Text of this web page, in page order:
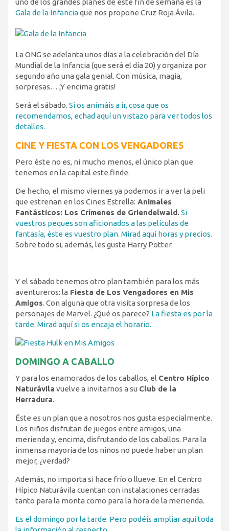
uno de los grandes planes de este fin de semana es la
Gala de la Infanciaque nos propone Cruz Roja Ávila.
La ONG se adelanta unos días a la celebración del Día
Mundial de la Infancia (que será el día 20) y organiza por
segundo año una gala genial. Con música, magia,
sorpresas… ¡Y encima gratis!
Será el sábado. Si os animáis a ir, cosa que os
recomendamos, echad aquí un vistazo para ver todos los
detalles.
CINE Y FIESTA CON LOS VENGADORES
Pero éste no es, ni mucho menos, el único plan que
tenemos en la capital este finde.
De hecho, el mismo viernes ya podemos ir a ver la peli
que estrenan en los Cines Estrella: Animales
Fantásticos: Los Crímenes de Griendelwald.Si
vuestros peques son aficionados a las películas de
fantasía, éste es vuestro plan. Mirad aquí horas y precios.
Sobre todo si, además, les gusta Harry Potter.
Y el sábado tenemos otro plan también para los más
aventureros: la Fiesta de Los Vengadores en Mis
Amigos. Con alguna que otra visita sorpresa de los
personajes de Marvel. ¿Qué os parece? La fiesta es por la
tarde. Mirad aquí si os encaja el horario.
DOMINGO A CABALLO
Y para los enamorados de los caballos, el Centro Hípico
Naturávila vuelve a invitarnos a su Club de la
Herradura.
Éste es un plan que a nosotros nos gusta especialmente.
Los niños disfrutan de juegos entre amigos, una
merienda y, encima, disfrutando de los caballos. Para la
inmensa mayoría de los niños no puede haber un plan
mejor, ¿verdad?
Además, no importa si hace frío o llueve. En el Centro
Hípico Naturávila cuentan con instalaciones cerradas
tanto para la monta como para la hora de la merienda.
Es el domingo por la tarde. Pero podéis ampliar aquí toda